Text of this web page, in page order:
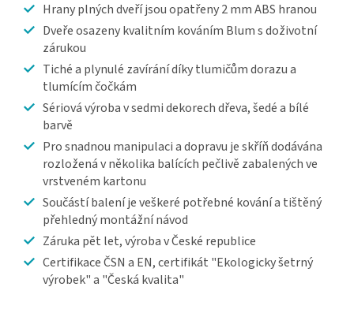
Hrany plných dveří jsou opatřeny 2 mm ABS hranou
Dveře osazeny kvalitním kováním Blum s doživotní
zárukou
Tiché a plynulé zavírání díky tlumičům dorazu a
tlumícím čočkám
Sériová výroba v sedmi dekorech dřeva, šedé a bílé
barvě
Pro snadnou manipulaci a dopravu je skříň dodávána
rozložená v několika balících pečlivě zabalených ve
vrstveném kartonu
Součástí balení je veškeré potřebné kování a tištěný
přehledný montážní návod
Záruka pět let, výroba v České republice
Certifikace ČSN a EN, certifikát "Ekologicky šetrný
výrobek" a "Česká kvalita"